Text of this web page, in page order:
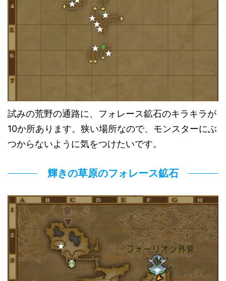
試みの荒野の通路に、フォレース鉱石のキラキラが
10か所あります。狭い場所なので、モンスターにぶ
つからないように気をつけたいです。
輝きの草原のフォレース鉱石